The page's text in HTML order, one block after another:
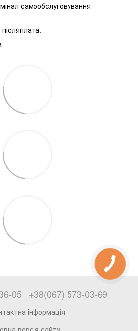
самообслуговування
05 +38(067) 573-03-69
інформація
версія сайту